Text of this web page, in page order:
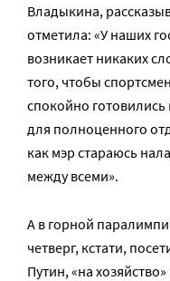
Владыкина,
отметила: «У наших
возникает никаких
того, чтобы
спокойно
для полноценного
как мэр стараюсь
между всеми».
А в горной
четверг, кстати,
Путин, «на